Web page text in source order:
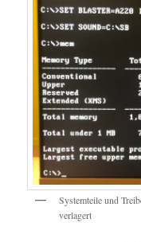
Systemteile und
verlagert